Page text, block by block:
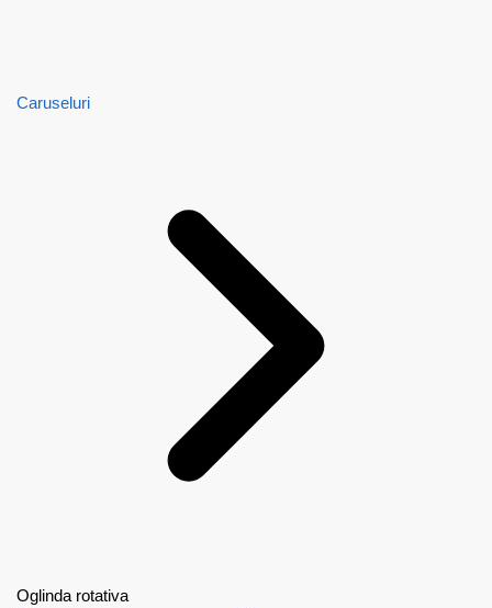
Caruseluri
Oglinda rotativa